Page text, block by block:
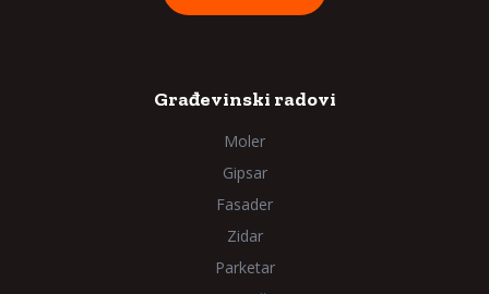
Građevinski radovi
Moler
Gipsar
Fasader
Zidar
Parketar